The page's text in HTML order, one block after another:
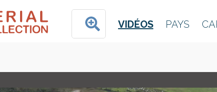
VIDÉOS PAYS